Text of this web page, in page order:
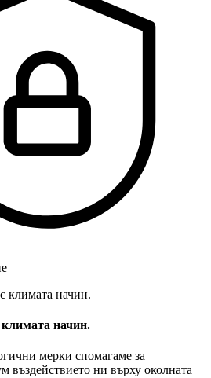
климата начин.
мерки спомагаме за
въздействието ни върху околната